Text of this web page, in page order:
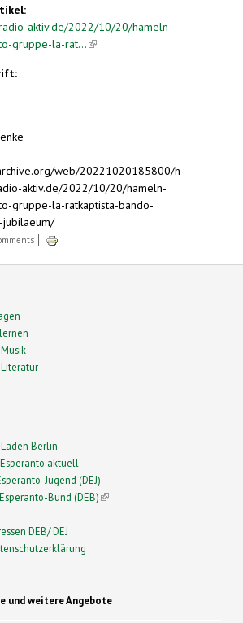
aktiv.de/2022/10/20/hameln-
gruppe-la-rat...(link is external)
web/20221020185800/h
aktiv.de/2022/10/20/hameln-
gruppe-la-ratkaptista-bando-
Berlin
aktuell
Jugend (DEJ)
Bund (DEB)(link is external)
DEB/ DEJ
und weitere Angebote